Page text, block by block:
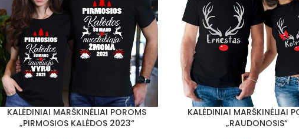
PASIRINKTI SAVYBES
KALĖDINIAI MARŠKINĖLIAI POROMS
„PIRMOSIOS KALĖDOS 2023“
PASIRINKTI SAVYBES
KALĖDINIAI MARŠKINĖLIAI
„RAUDONOSIS“